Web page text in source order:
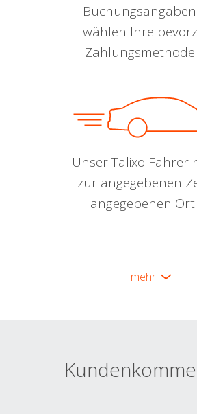
wählen Ihre
Zahlungsmethode
Unser Talixo Fahrer
zur angegebenen
angegebenen Ort
mehr